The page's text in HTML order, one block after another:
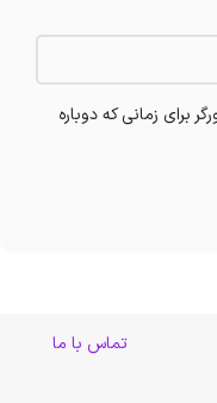
برای زمانی که دوباره
تماس با ما